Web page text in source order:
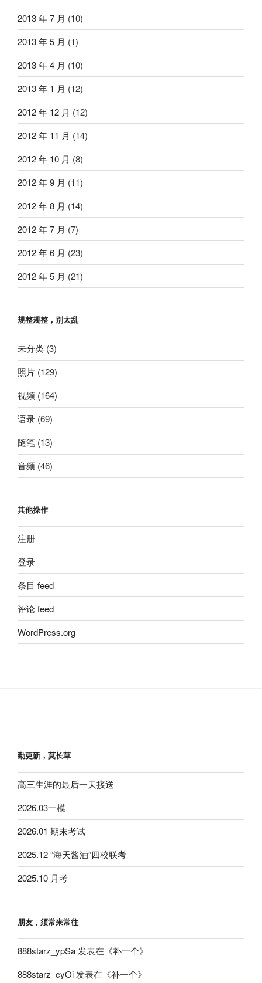
2013 年 7 月 (10)
2013 年 5 月 (1)
2013 年 4 月 (10)
2013 年 1 月 (12)
2012 年 12 月 (12)
2012 年 11 月 (14)
2012 年 10 月 (8)
2012 年 9 月 (11)
2012 年 8 月 (14)
2012 年 7 月 (7)
2012 年 6 月 (23)
2012 年 5 月 (21)
规整规整，别太乱
未分类 (3)
照片 (129)
视频 (164)
语录 (69)
随笔 (13)
音频 (46)
其他操作
注册
登录
条目 feed
评论 feed
WordPress.org
勤更新，莫长草
高三生涯的最后一天接送
2026.03一模
2026.01 期末考试
2025.12 “海天酱油”四校联考
2025.10 月考
朋友，须常来常往
888starz_ypSa 发表在《补一个》
888starz_cyOi 发表在《补一个》